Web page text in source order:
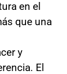
en el
que una
y
El